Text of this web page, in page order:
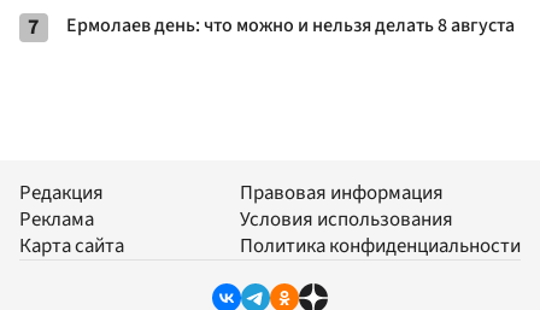
7 Ермолаев день: что можно и нельзя делать 8 августа
Редакция
Реклама
Карта сайта
Правовая информация
Условия использования
Политика конфиденциальности